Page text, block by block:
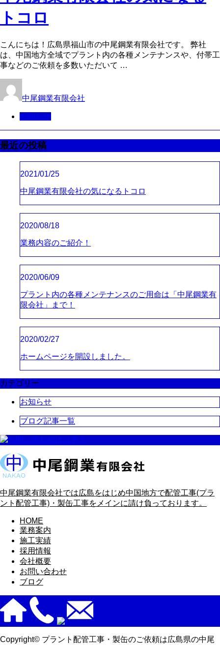
トコロ
こんにちは！広島県福山市の中尾鋼業有限会社です。 弊社
は、中国地方全域でプラント内の各種メンテナンスや、付帯工
事などのご依頼を多数いただいて …
中尾鋼業有限会社
お知らせ
最近の投稿
2021/01/25
中尾鋼業有限会社の気になるトコロ
2020/08/18
業務内容のご紹介！
2020/06/09
プラント内の各種メンテナンスのご用命は「中尾鋼業有
限会社」まで！
2020/02/27
ホームページを開設しました。
カテゴリー
お知らせ
ブログ記事一覧
中尾鋼業有限会社では広島をはじめ中国地方で配管工事(プラ
ント配管工事)・製缶工事をメインに請け負っております。
HOME
業務案内
施工実績
採用情報
会社概要
お問い合わせ
ブログ
Copyright© プラント配管工事・製缶のご依頼は広島県の中尾